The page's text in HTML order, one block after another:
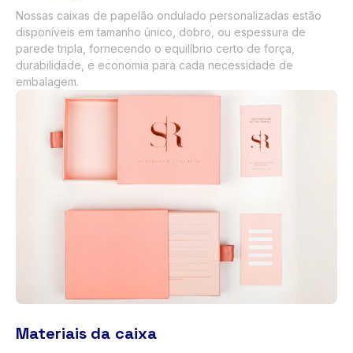
Nossas caixas de papelão ondulado personalizadas estão
disponíveis em tamanho único, dobro, ou espessura de
parede tripla, fornecendo o equilíbrio certo de força,
durabilidade, e economia para cada necessidade de
embalagem.
Materiais da caixa